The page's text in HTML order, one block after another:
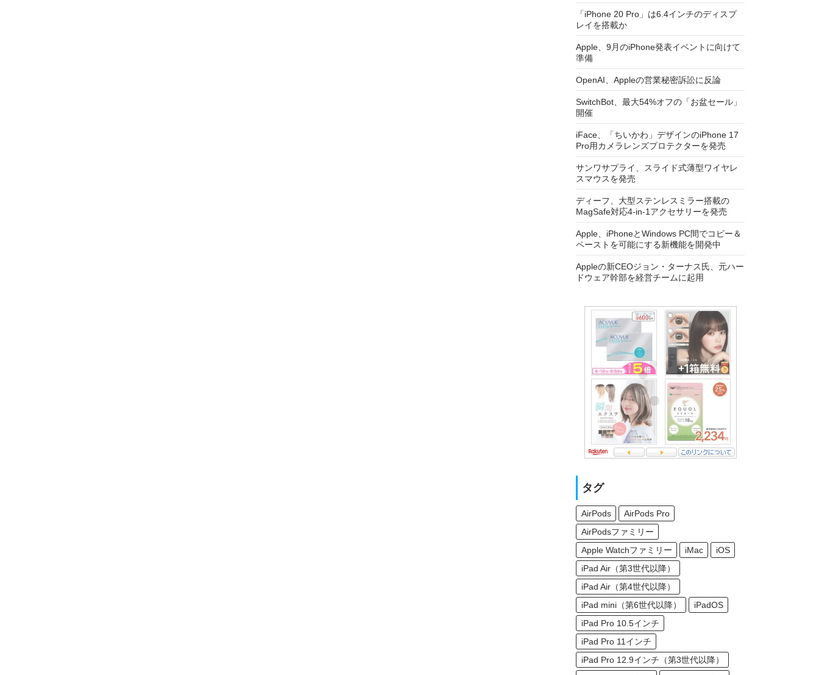
「iPhone 20 Pro」は6.4インチのディスプ
レイを搭載か
Apple、9月のiPhone発表イベントに向けて
準備
OpenAI、Appleの営業秘密訴訟に反論
SwitchBot、最大54%オフの「お盆セール」
開催
iFace、「ちいかわ」デザインのiPhone 17
Pro用カメラレンズプロテクターを発売
サンワサプライ、スライド式薄型ワイヤレ
スマウスを発売
ディーフ、大型ステンレスミラー搭載の
MagSafe対応4-in-1アクセサリーを発売
Apple、iPhoneとWindows PC間でコピー＆
ペーストを可能にする新機能を開発中
Appleの新CEOジョン・ターナス氏、元ハー
ドウェア幹部を経営チームに起用
タグ
AirPods
AirPods Pro
AirPodsファミリー
Apple Watchファミリー
iMac
iOS
iPad Air（第3世代以降）
iPad Air（第4世代以降）
iPad mini（第6世代以降）
iPadOS
iPad Pro 10.5インチ
iPad Pro 11インチ
iPad Pro 12.9インチ（第3世代以降）